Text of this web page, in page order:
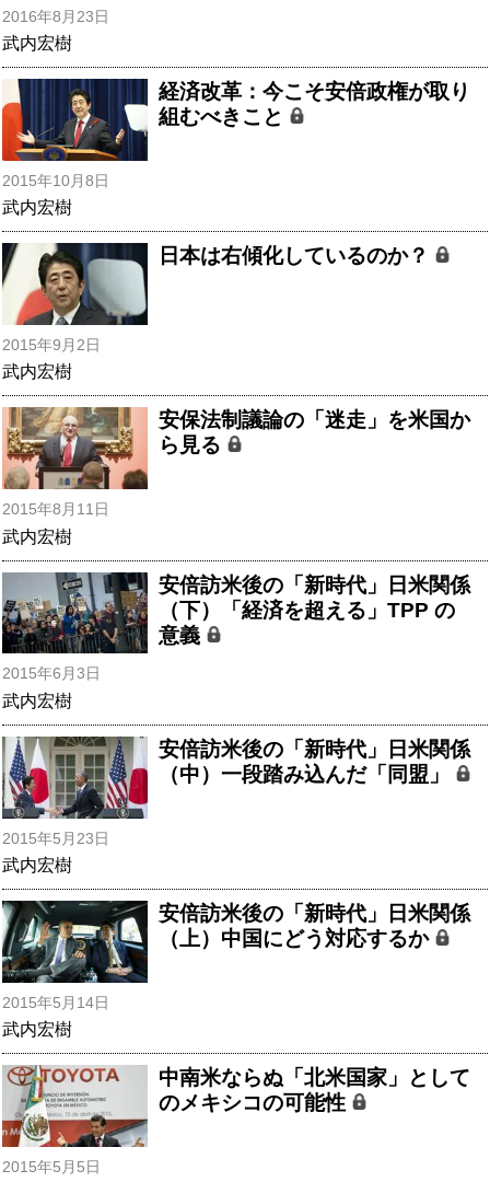
2016年8月23日
武内宏樹
経済改革：今こそ安倍政権が取り
組むべきこと
2015年10月8日
武内宏樹
日本は右傾化しているのか？
2015年9月2日
武内宏樹
安保法制議論の「迷走」を米国か
ら見る
2015年8月11日
武内宏樹
安倍訪米後の「新時代」日米関係
（下）「経済を超える」TPP の
意義
2015年6月3日
武内宏樹
安倍訪米後の「新時代」日米関係
（中）一段踏み込んだ「同盟」
2015年5月23日
武内宏樹
安倍訪米後の「新時代」日米関係
（上）中国にどう対応するか
2015年5月14日
武内宏樹
中南米ならぬ「北米国家」として
のメキシコの可能性
2015年5月5日